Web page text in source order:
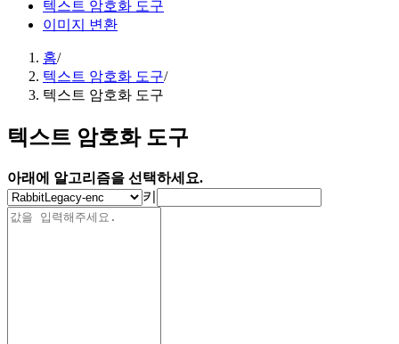
텍스트 암호화 도구
이미지 변환
홈/
텍스트 암호화 도구/
텍스트 암호화 도구
텍스트 암호화 도구
아래에 알고리즘을 선택하세요.
키